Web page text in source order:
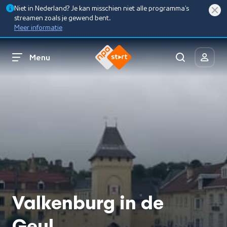
Niet in Nederland? Je kan misschien niet alle programma’s
streamen zoals je gewend bent.
Meer informatie
Menu
Valkenburg in de